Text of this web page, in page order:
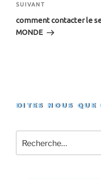
Article
suivant
SUIVANT
comment contacter le
MONDE
DITES NOUS QUE
Recherche
pour
: